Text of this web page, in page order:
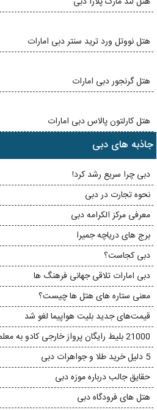
هتل نووتل ورد ترید سنتر دبی امارات
هتل گرنجور دبی امارات
هتل کارلتون پالاس دبی امارات
جاذبه های دبی
دبی چرا سریع رشد کرد!
نحوه تجارت در دبی
معرفی مرکز الکرامه دبی
برج های دریاچه جمیرا
دبی کجاست؟
دبی امارات تلاقی جهانی فرهنگ ها
معنی ستاره های هتل ها چیست؟
قیمت‌های جدید بلیت هواپیما لغو شد
21000 بلیط رایگان پرواز خارجی کادو به معلمان
5 دلیل خرید طلا و جواهرات دبی
حقایق جالب درباره موزه دبی
هتل های فرودگاه دبی